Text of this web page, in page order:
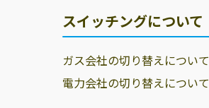
スイッチングについて
ガス会社の切り替えについて
電力会社の切り替えについて